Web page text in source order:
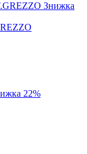
Знижка
22%